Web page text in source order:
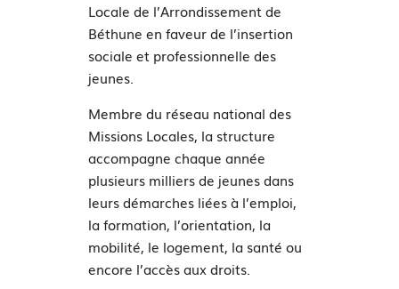
Locale de l’Arrondissement de
Béthune en faveur de l’insertion
sociale et professionnelle des
jeunes.
Membre du réseau national des
Missions Locales, la structure
accompagne chaque année
plusieurs milliers de jeunes dans
leurs démarches liées à l’emploi,
la formation, l’orientation, la
mobilité, le logement, la santé ou
encore l’accès aux droits.